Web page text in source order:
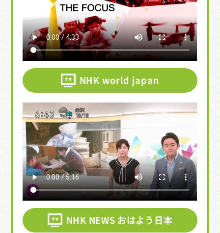
NHK world japan
NHK NEWS おはよう日本